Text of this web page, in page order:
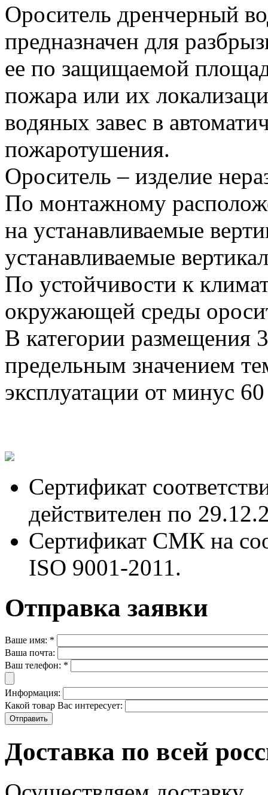
Ороситель дренчерный
предназначен для
ее по защищаемой
пожара или их
водяных завес в
пожаротушения.
Ороситель – изделие
По монтажному
на устанавливаемые
устанавливаемые
По устойчивости к
окружающей среды
В категории
предельным значением
эксплуатации от минус
Сертификат
действителен по
Сертификат СМК на
ISO 9001-2011.
Отправка заявки
Ваше имя: *
Ваша почта:
Ваш телефон: *
Информация:
Какой товар Вас интересует:
Доставка по всей